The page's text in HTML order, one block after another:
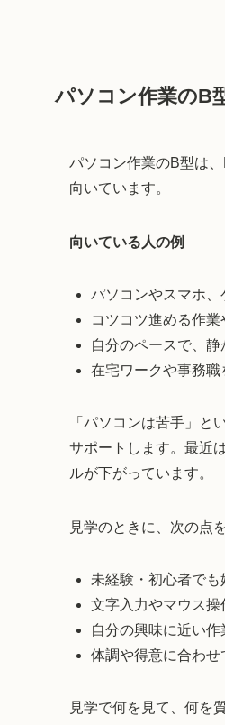
パソコン作業のB
パソコン作業のB型は
向いています。
向いている人の例
パソコンやスマホ
コツコツ進める作
自分のペースで、
在宅ワークや事務
「パソコンは苦手」
サポートします。最近
ルが下がっています。
見学のときに、次の点
未経験・初心者で
文字入力やマウス
自分の興味に近い
体調や得意に合わ
見学で何を見て、何を